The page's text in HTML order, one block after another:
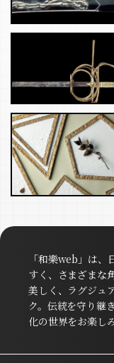
「和樂web」は
すく、さまざまな
美しく、ラグジュ
ク。伝統を守り継
化の世界をお楽し